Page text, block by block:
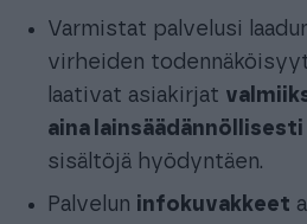
Varmistat palvelusi
virheiden
laativat asiakirjat
aina
sisältöjä hyödyntäen.
Palvelun infokuvakkeet